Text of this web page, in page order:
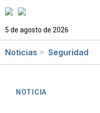
5 de agosto de 2026
Noticias Seguridad
NOTICIA